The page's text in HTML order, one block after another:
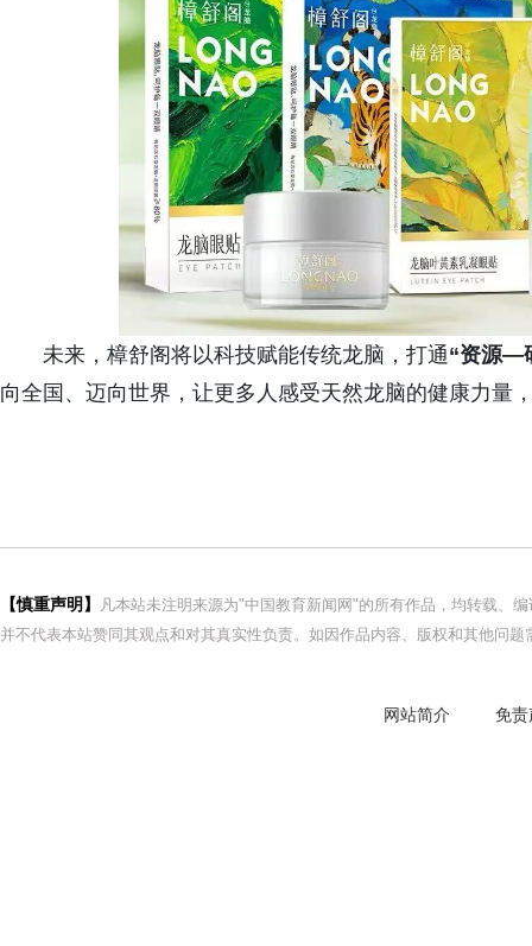
未来，樟舒阁将以科技赋能传统龙脑，打通“资源—
向全国、迈向世界，让更多人感受天然龙脑的健康力量
【慎重声明】
凡本站未注明来源为"中国教育新闻网"的所有作品，均转载、
并不代表本站赞同其观点和对其真实性负责。如因作品内容、版权和其他问
网站简介 免责